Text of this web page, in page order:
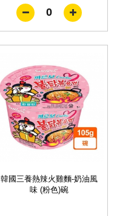
0
韓國三養熱辣火雞麵-奶油風
味 (粉色)碗